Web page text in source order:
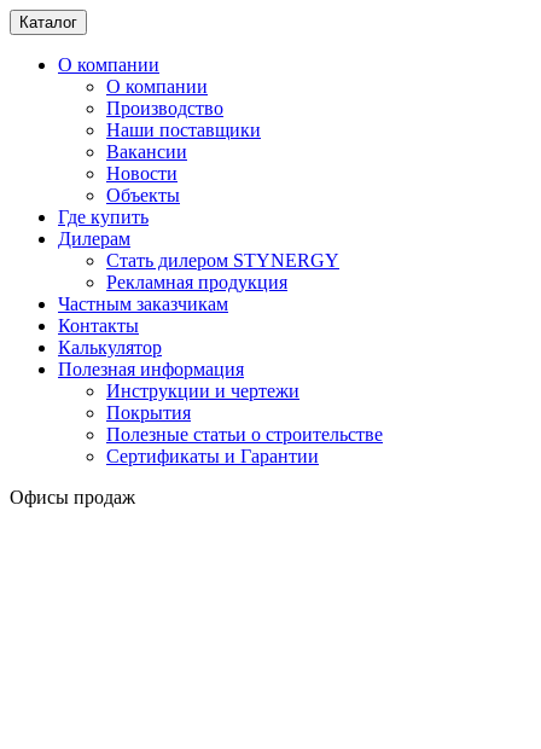
Каталог
О компании
О компании
Производство
Наши поставщики
Вакансии
Новости
Объекты
Где купить
Дилерам
Стать дилером STYNERGY
Рекламная продукция
Частным заказчикам
Контакты
Калькулятор
Полезная информация
Инструкции и чертежи
Покрытия
Полезные статьи о строительстве
Сертификаты и Гарантии
Офисы продаж